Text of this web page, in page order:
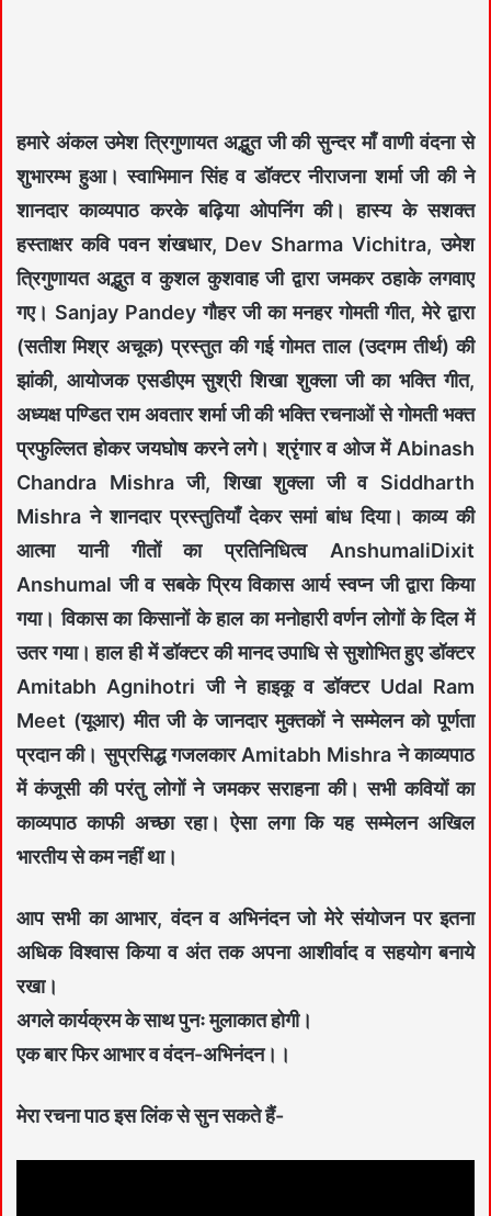
हमारे अंकल उमेश त्रिगुणायत अद्भुत जी की सुन्दर माँ वाणी वंदना से
शुभारम्भ हुआ। स्वाभिमान सिंह व डॉक्टर नीराजना शर्मा जी की ने
शानदार काव्यपाठ करके बढ़िया ओपनिंग की। हास्य के सशक्त
हस्ताक्षर कवि पवन शंखधार, Dev Sharma Vichitra, उमेश
त्रिगुणायत अद्भुत व कुशल कुशवाह जी द्वारा जमकर ठहाके लगवाए
गए। Sanjay Pandey गौहर जी का मनहर गोमती गीत, मेरे द्वारा
(सतीश मिश्र अचूक) प्रस्तुत की गई गोमत ताल (उदगम तीर्थ) की
झांकी, आयोजक एसडीएम सुश्री शिखा शुक्ला जी का भक्ति गीत,
अध्यक्ष पण्डित राम अवतार शर्मा जी की भक्ति रचनाओं से गोमती भक्त
प्रफुल्लित होकर जयघोष करने लगे। श्रृंगार व ओज में Abinash
Chandra Mishra जी, शिखा शुक्ला जी व Siddharth
Mishra ने शानदार प्रस्तुतियाँ देकर समां बांध दिया। काव्य की
आत्मा यानी गीतों का प्रतिनिधित्व AnshumaliDixit
Anshumal जी व सबके प्रिय विकास आर्य स्वप्न जी द्वारा किया
गया। विकास का किसानों के हाल का मनोहारी वर्णन लोगों के दिल में
उतर गया। हाल ही में डॉक्टर की मानद उपाधि से सुशोभित हुए डॉक्टर
Amitabh Agnihotri जी ने हाइकू व डॉक्टर Udal Ram
Meet (यूआर) मीत जी के जानदार मुक्तकों ने सम्मेलन को पूर्णता
प्रदान की। सुप्रसिद्ध गजलकार Amitabh Mishra ने काव्यपाठ
में कंजूसी की परंतु लोगों ने जमकर सराहना की। सभी कवियों का
काव्यपाठ काफी अच्छा रहा। ऐसा लगा कि यह सम्मेलन अखिल
भारतीय से कम नहीं था।
आप सभी का आभार, वंदन व अभिनंदन जो मेरे संयोजन पर इतना
अधिक विश्वास किया व अंत तक अपना आशीर्वाद व सहयोग बनाये
रखा।
अगले कार्यक्रम के साथ पुनः मुलाकात होगी।
एक बार फिर आभार व वंदन-अभिनंदन।।
मेरा रचना पाठ इस लिंक से सुन सकते हैं-